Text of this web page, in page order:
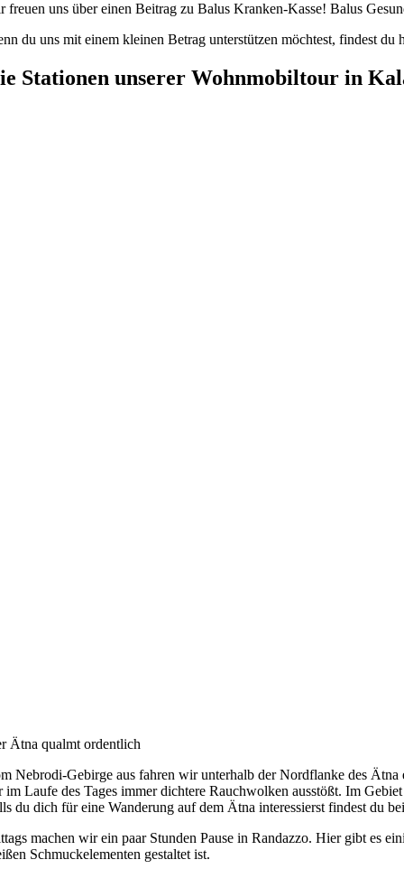
freuen uns über einen Beitrag zu Balus Kranken-Kasse! Balus
du uns mit einem kleinen Betrag unterstützen möchtest, findest du
Stationen unserer Wohnmobiltour in
Ätna qualmt ordentlich
Nebrodi-Gebirge aus fahren wir unterhalb der Nordflanke des
im Laufe des Tages immer dichtere Rauchwolken ausstößt. Im
du dich für eine Wanderung auf dem Ätna interessierst findest du
machen wir ein paar Stunden Pause in Randazzo. Hier gibt es
Schmuckelementen gestaltet ist.